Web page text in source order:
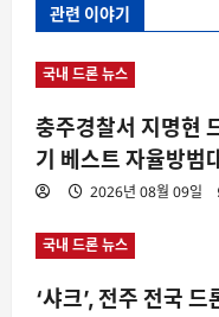
관련 이야기
국내 드론 뉴스
충주경찰서 지명현
기 베스트 자율방범
2026년 08월 09일
국내 드론 뉴스
‘샤크’, 전주 전국